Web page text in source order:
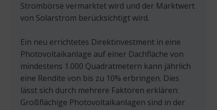
Strombörse vermarktet wird und der Marktwert
von Solarstrom berücksichtigt wird.
Ein neu errichtetes Direktinvestment in eine
Photovoltaikanlage auf einer Dachfläche von
mindestens 1.000 Quadratmetern kann jährlich
eine Rendite von bis zu 10% erbringen. Dies
lässt sich durch mehrere Faktoren erklären:
Großflächige Photovoltaikanlagen sind in der